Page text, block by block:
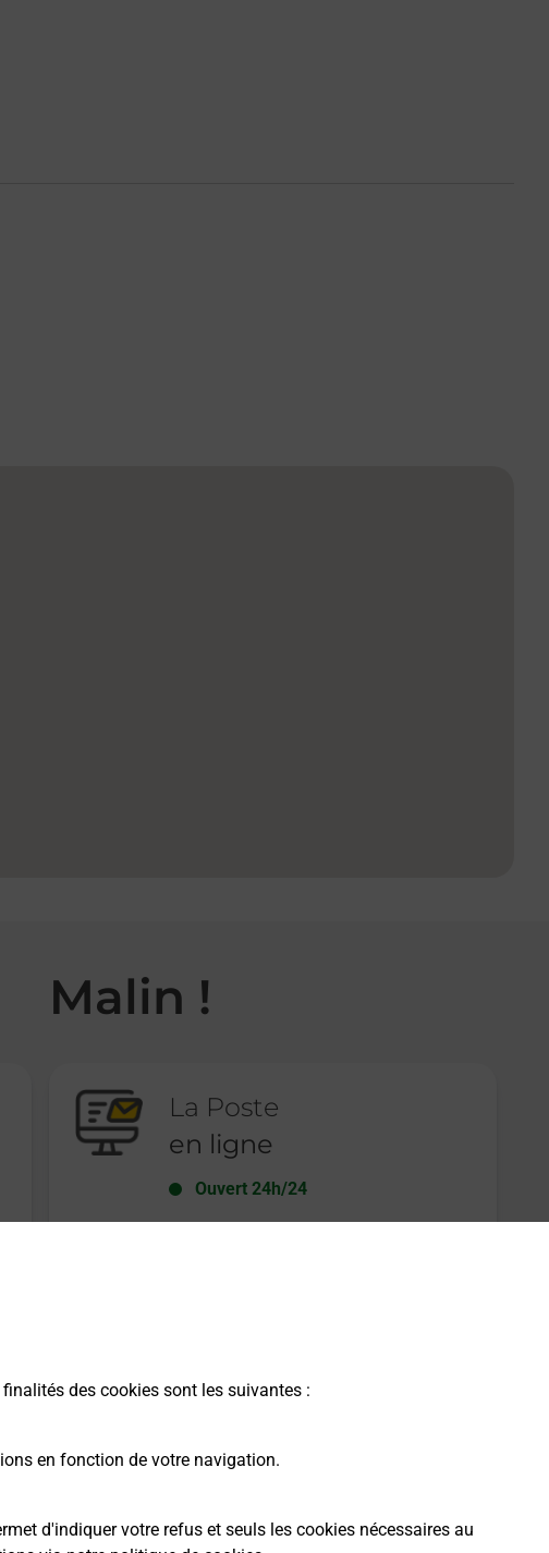
des cookies sont les suivantes :
en fonction de votre navigation.
d'indiquer votre refus et seuls les cookies nécessaires au
Malin !
La Poste
en ligne
Ouvert 24h/24